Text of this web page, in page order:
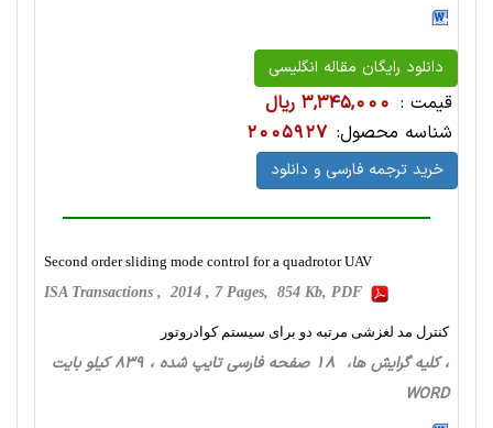
دانلود رایگان مقاله انگلیسی
قیمت : 3,345,000 ریال
شناسه محصول: 2005927
خرید ترجمه فارسی و دانلود
Second order sliding mode control for a quadrotor UAV
ISA Transactions , 2014 , 7 Pages, 854 Kb, PDF
کنترل مد لغزشی مرتبه دو برای سیستم کوادروتور
، کلیه گرایش ها، 18 صفحه فارسی تایپ شده ، 839 کیلو بایت
WORD